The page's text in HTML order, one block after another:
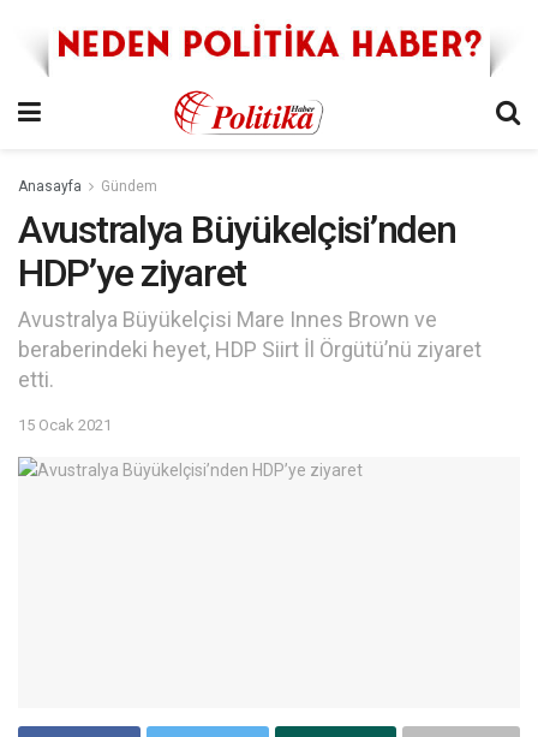
Anasayfa Gündem
Avustralya Büyükelçisi’nden
HDP’ye ziyaret
Avustralya Büyükelçisi Mare Innes Brown ve
beraberindeki heyet, HDP Siirt İl Örgütü’nü ziyaret
etti.
15 Ocak 2021